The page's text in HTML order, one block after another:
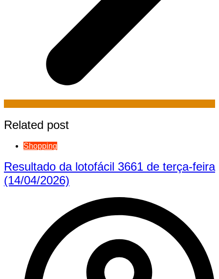
Related post
Shopping
Resultado da lotofácil 3661 de terça-feira
(14/04/2026)